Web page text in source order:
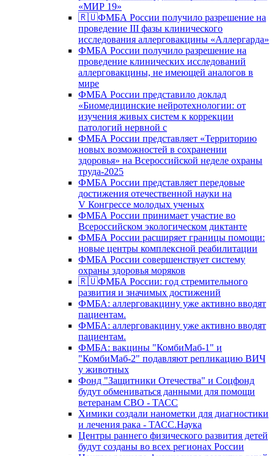
«МИР 19»
🇷🇺ФМБА России получило разрешение на
проведение III фазы клинического
исследования аллерговакцины «Аллергарда»
ФМБА России получило разрешение на
проведение клинических исследований
аллерговакцины, не имеющей аналогов в
мире
ФМБА России представило доклад
«Биомедицинские нейротехнологии: от
изучения живых систем к коррекции
патологий нервной с
ФМБА России представляет «Территорию
новых возможностей в сохранении
здоровья» на Всероссийской неделе охраны
труда-2025
ФМБА России представляет передовые
достижения отечественной науки на
V Конгрессе молодых ученых
ФМБА России принимает участие во
Всероссийском экологическом диктанте
ФМБА России расширяет границы помощи:
новые центры комплексной реабилитации
ФМБА России совершенствует систему
охраны здоровья моряков
🇷🇺ФМБА России: год стремительного
развития и значимых достижений
ФМБА: аллерговакцину уже активно вводят
пациентам.
ФМБА: аллерговакцину уже активно вводят
пациентам.
ФМБА: вакцины "КомбиМаб-1" и
"КомбиМаб-2" подавляют репликацию ВИЧ
у животных
Фонд "Защитники Отечества" и Соцфонд
будут обмениваться данными для помощи
ветеранам СВО - ТАСС
Химики создали нанометки для диагностики
и лечения рака - ТАСС.Наука
Центры раннего физического развития детей
будут созданы во всех регионах России